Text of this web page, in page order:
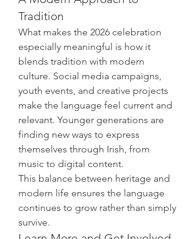
Tradition
What makes the 2026 celebration
especially meaningful is how it
blends tradition with modern
culture. Social media campaigns,
youth events, and creative projects
make the language feel current and
relevant. Younger generations are
finding new ways to express
themselves through Irish, from
music to digital content.
This balance between heritage and
modern life ensures the language
continues to grow rather than simply
survive.